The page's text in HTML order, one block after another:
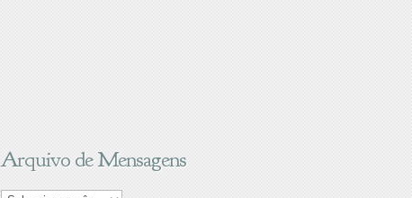
Arquivo de Mensagens
Arquivo